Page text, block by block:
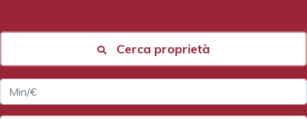
Cerca proprietà